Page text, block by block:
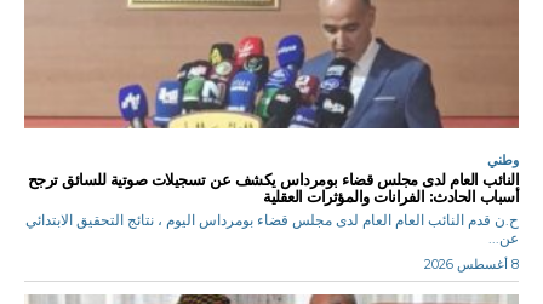
وطني
النائب العام لدى مجلس قضاء بومرداس يكشف عن تسجيلات صوتية للسائق ترجح
أسباب الحادث: الفرانات والمؤثرات العقلية
ح.ن قدم النائب العام العام لدى مجلس قضاء بومرداس اليوم ، نتائج التحقيق الابتدائي
عن...
8 أغسطس 2026